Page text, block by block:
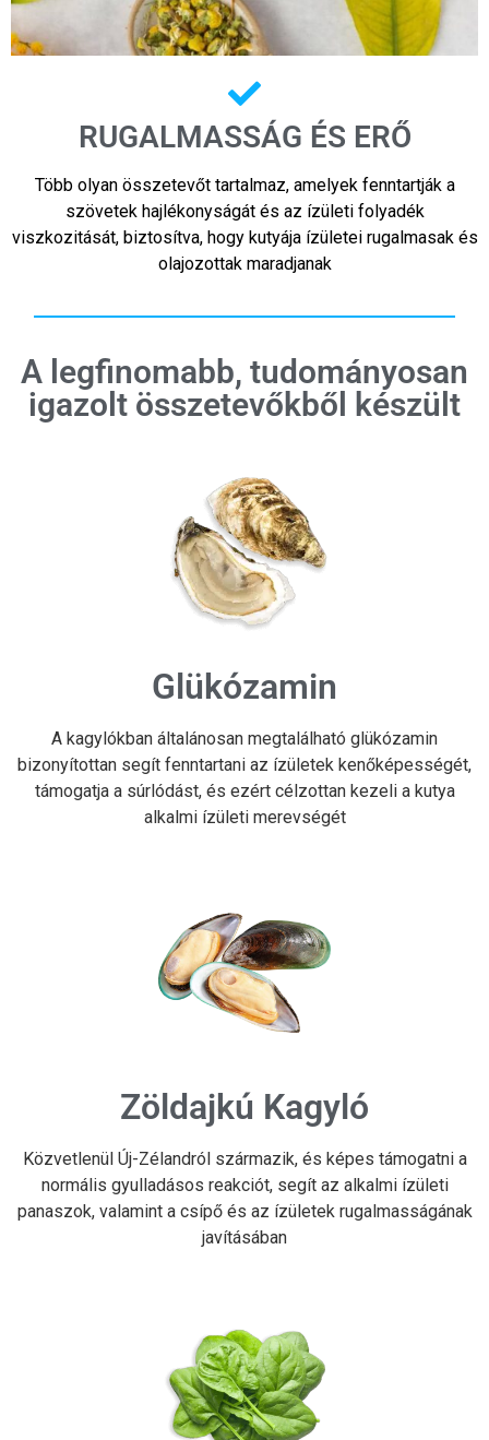
RUGALMASSÁG ÉS ERŐ
Több olyan összetevőt tartalmaz, amelyek fenntartják a
szövetek hajlékonyságát és az ízületi folyadék
viszkozitását, biztosítva, hogy kutyája ízületei rugalmasak és
olajozottak maradjanak
A legfinomabb, tudományosan
igazolt összetevőkből készült
Glükózamin
A kagylókban általánosan megtalálható glükózamin
bizonyítottan segít fenntartani az ízületek kenőképességét,
támogatja a súrlódást, és ezért célzottan kezeli a kutya
alkalmi ízületi merevségét
Zöldajkú Kagyló
Közvetlenül Új-Zélandról származik, és képes támogatni a
normális gyulladásos reakciót, segít az alkalmi ízületi
panaszok, valamint a csípő és az ízületek rugalmasságának
javításában